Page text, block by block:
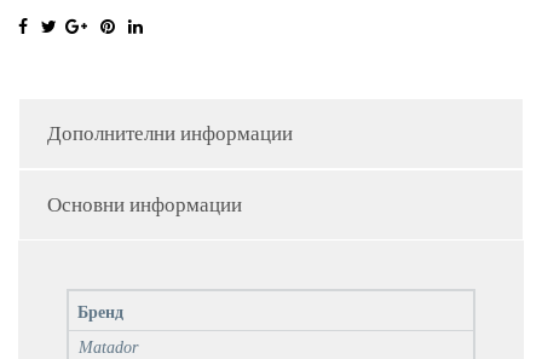
Дополнителни информации
Основни информации
Бренд
Matador